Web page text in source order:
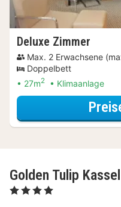
Deluxe Zimmer
Max. 2 Erwachsene
Doppelbett
27m2 Klimaanlage
Golden Tulip
, 4 Sterne